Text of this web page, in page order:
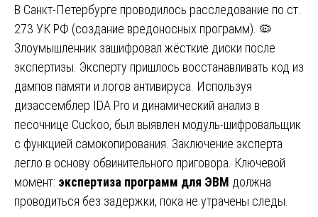
В Санкт-Петербурге проводилось расследование по ст.
273 УК РФ (создание вредоносных программ). 🦠
Злоумышленник зашифровал жёсткие диски после
экспертизы. Эксперту пришлось восстанавливать код из
дампов памяти и логов антивируса. Используя
дизассемблер IDA Pro и динамический анализ в
песочнице Cuckoo, был выявлен модуль-шифровальщик
с функцией самокопирования. Заключение эксперта
легло в основу обвинительного приговора. Ключевой
момент: экспертиза программ для ЭВМ должна
проводиться без задержки, пока не утрачены следы.